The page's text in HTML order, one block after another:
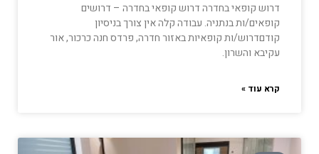
דרוש קופאי בחדרה דרוש קופאי בחדרה – דרושים
קופאים/ות בנתניה. עבודה קלה אין צורך בניסיון
קודםדרוש/ות קופאיות באזור חדרה, פרדס חנה כרכור, אור
עקיבא והשרון.
קרא עוד »